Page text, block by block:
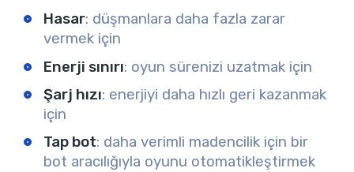
Hasar: düşmanlara daha fazla zarar
vermek için
Enerji sınırı: oyun sürenizi uzatmak için
Şarj hızı: enerjiyi daha hızlı geri kazanmak
için
Tap bot: daha verimli madencilik için bir
bot aracılığıyla oyunu otomatikleştirmek